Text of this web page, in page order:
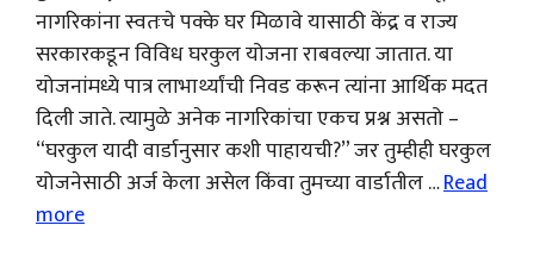
नागरिकांना स्वतःचे पक्के घर मिळावे यासाठी केंद्र व राज्य
सरकारकडून विविध घरकुल योजना राबवल्या जातात. या
योजनांमध्ये पात्र लाभार्थ्यांची निवड करून त्यांना आर्थिक मदत
दिली जाते. त्यामुळे अनेक नागरिकांचा एकच प्रश्न असतो –
“घरकुल यादी वार्डानुसार कशी पाहायची?” जर तुम्हीही घरकुल
योजनेसाठी अर्ज केला असेल किंवा तुमच्या वार्डातील …Read
more